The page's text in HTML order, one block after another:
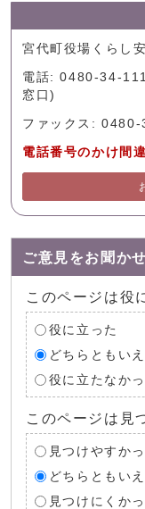
宮代町役場くらし
電話: 0480-34-
窓口)
ファックス:
電話番号のかけ間
ご意見をお聞か
このページは役
役に立った
どちらともい
役に立たなか
このページは見
見つけやすか
どちらともい
見つけにくか